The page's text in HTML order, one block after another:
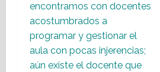
encontramos con docentes
acostumbrados a
programar y gestionar el
aula con pocas injerencias;
aún existe el docente que